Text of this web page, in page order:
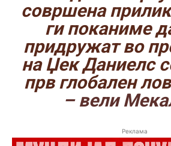
совршена
ги поканиме
придружат во
на Џек Даниелс
прв глобален
– вели
Реклама